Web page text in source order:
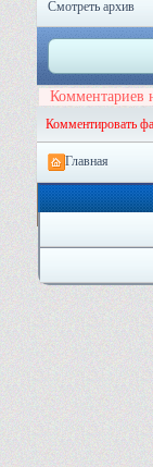
Смотреть архив
Комментариев
Комментировать
Главная